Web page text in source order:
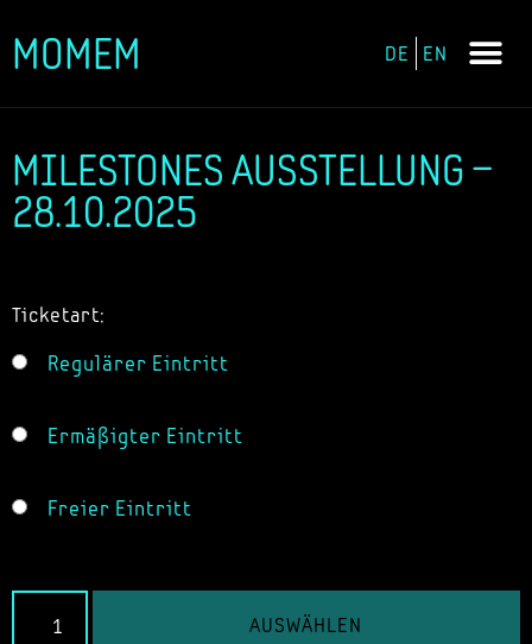
Zum
MOMEM DE EN
MILESTONES AUSSTELLUNG –
28.10.2025
Ticketart:
Regulärer Eintritt
Ermäßigter Eintritt
Freier Eintritt
AUSWÄHLEN